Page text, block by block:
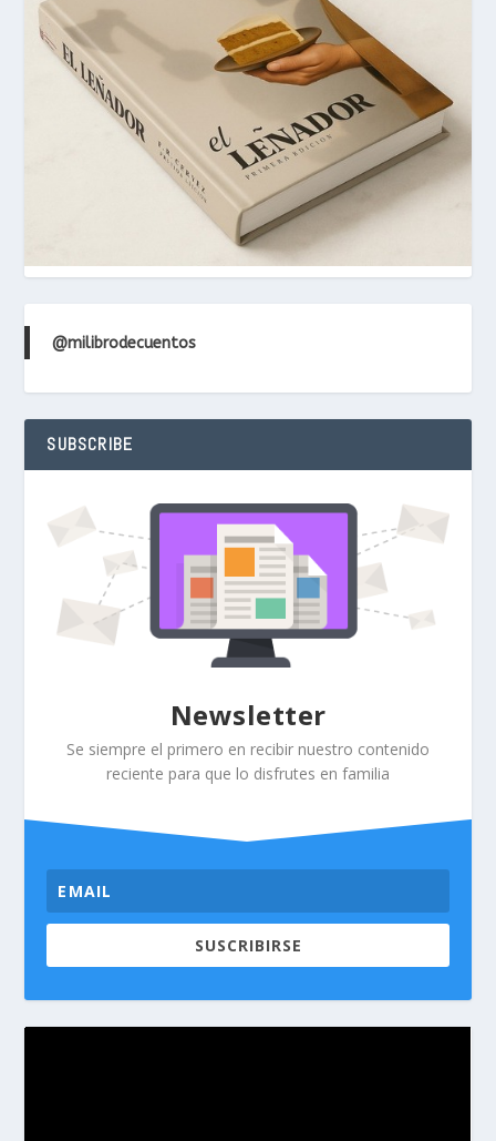
@milibrodecuentos
SUBSCRIBE
Newsletter
Se siempre el primero en recibir nuestro contenido
reciente para que lo disfrutes en familia
SUSCRIBIRSE